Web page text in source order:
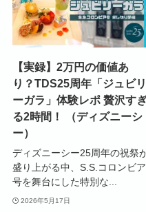
【実録】2万円の価値あ
り？TDS25周年「ジュビリ
ーガラ」体験レポ 贅沢す
る2時間！ （ディズニーシ
ー）
ディズニーシー25周年の祝祭
盛り上がる中、S.S.コロンビア
号を舞台にした特別な...
2026年5月17日